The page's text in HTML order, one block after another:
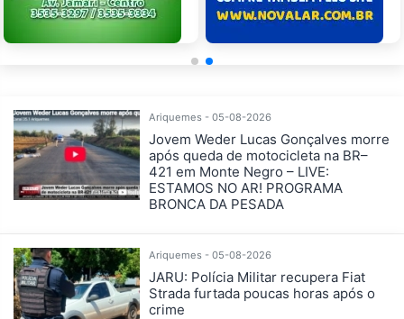
Ariquemes - 05-08-2026
Jovem Weder Lucas Gonçalves morre
após queda de motocicleta na BR–
421 em Monte Negro – LIVE:
ESTAMOS NO AR! PROGRAMA
BRONCA DA PESADA
Ariquemes - 05-08-2026
JARU: Polícia Militar recupera Fiat
Strada furtada poucas horas após o
crime